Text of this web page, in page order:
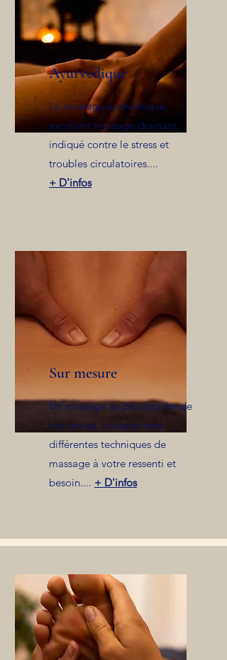
Ayurvédique
Le massage ayurvédique,
excellent massage drainant,
indiqué contre le stress et
troubles circulatoires....
+ D'infos
Sur mesure
Un massage au plus proche de
vos envies, j’adapte mes
différentes techniques de
massage à votre ressenti et
besoin.... + D'infos